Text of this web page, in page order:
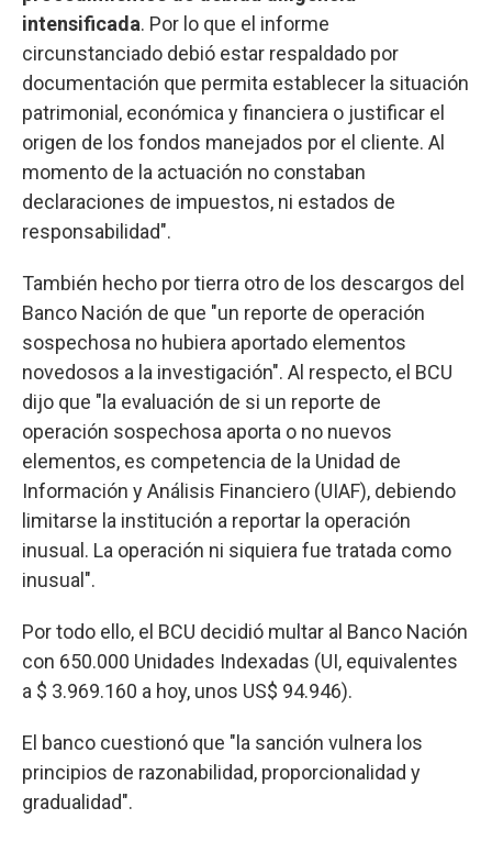
intensificada. Por lo que el informe
circunstanciado debió estar respaldado por
documentación que permita establecer la situación
patrimonial, económica y financiera o justificar el
origen de los fondos manejados por el cliente. Al
momento de la actuación no constaban
declaraciones de impuestos, ni estados de
responsabilidad".
También hecho por tierra otro de los descargos del
Banco Nación de que "un reporte de operación
sospechosa no hubiera aportado elementos
novedosos a la investigación". Al respecto, el BCU
dijo que "la evaluación de si un reporte de
operación sospechosa aporta o no nuevos
elementos, es competencia de la Unidad de
Información y Análisis Financiero (UIAF), debiendo
limitarse la institución a reportar la operación
inusual. La operación ni siquiera fue tratada como
inusual".
Por todo ello, el BCU decidió multar al Banco Nación
con 650.000 Unidades Indexadas (UI, equivalentes
a $ 3.969.160 a hoy, unos US$ 94.946).
El banco cuestionó que "la sanción vulnera los
principios de razonabilidad, proporcionalidad y
gradualidad".